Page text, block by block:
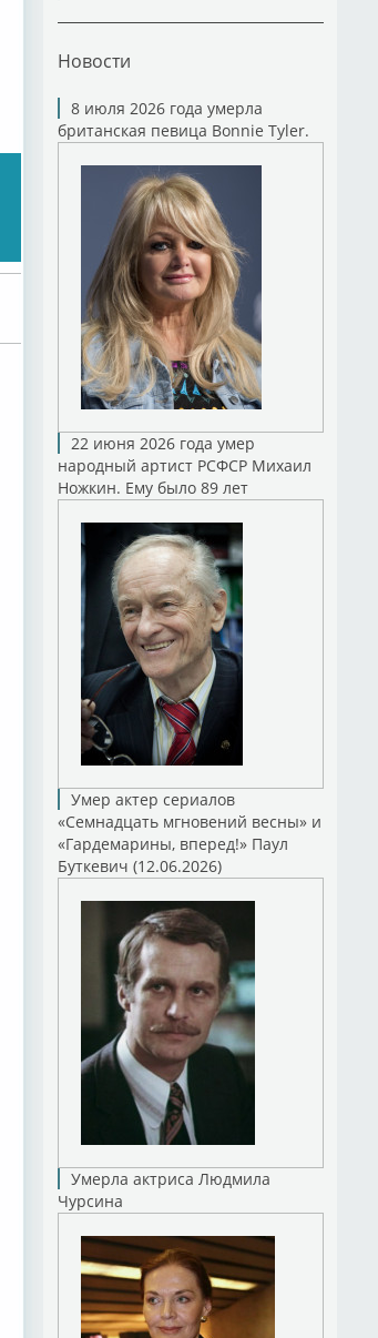
Новости
8 июля 2026 года умерла
британская певица Bonnie Tyler.
22 июня 2026 года умер
народный артист РСФСР Михаил
Ножкин. Ему было 89 лет
Умер актер сериалов
«Семнадцать мгновений весны» и
«Гардемарины, вперед!» Паул
Буткевич (12.06.2026)
Умерла актриса Людмила
Чурсина